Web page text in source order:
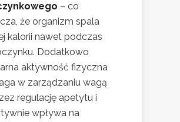
– co
że organizm spala
kalorii nawet podczas
Dodatkowo
aktywność fizyczna
w zarządzaniu wagą
regulację apetytu i
wpływa na